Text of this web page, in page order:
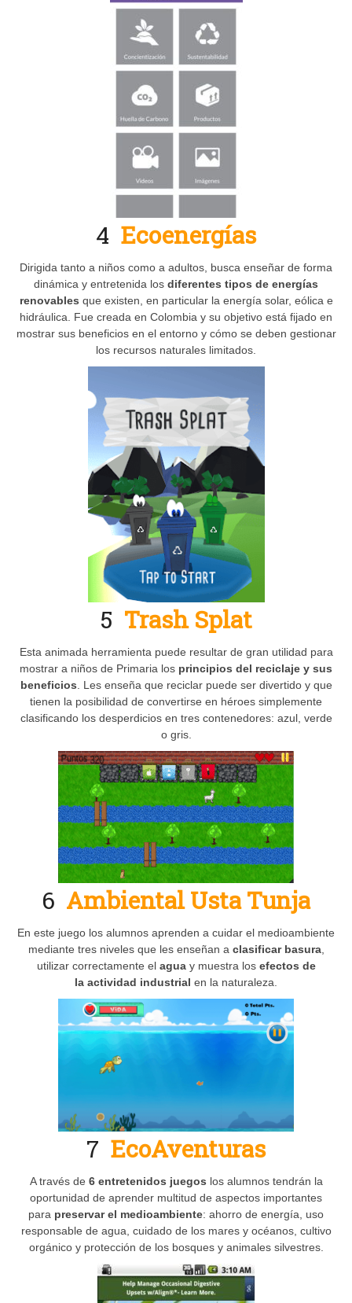
4 Ecoenergías
Dirigida tanto a niños como a adultos, busca enseñar de forma
dinámica y entretenida los diferentes tipos de energías
renovables que existen, en particular la energía solar, eólica e
hidráulica. Fue creada en Colombia y su objetivo está fijado en
mostrar sus beneficios en el entorno y cómo se deben gestionar
los recursos naturales limitados.
5 Trash Splat
Esta animada herramienta puede resultar de gran utilidad para
mostrar a niños de Primaria los principios del reciclaje y sus
beneficios . Les enseña que reciclar puede ser divertido y que
tienen la posibilidad de convertirse en héroes simplemente
clasificando los desperdicios en tres contenedores: azul, verde
o gris.
6 Ambiental Usta Tunja
En este juego los alumnos aprenden a cuidar el medioambiente
mediante tres niveles que les enseñan a clasificar basura,
utilizar correctamente el aguay muestra los efectos de
la actividad industrial en la naturaleza.
7 EcoAventuras
A través de 6 entretenidos juegos los alumnos tendrán la
oportunidad de aprender multitud de aspectos importantes
para preservar el medioambiente: ahorro de energía, uso
responsable de agua, cuidado de los mares y océanos, cultivo
orgánico y protección de los bosques y animales silvestres.